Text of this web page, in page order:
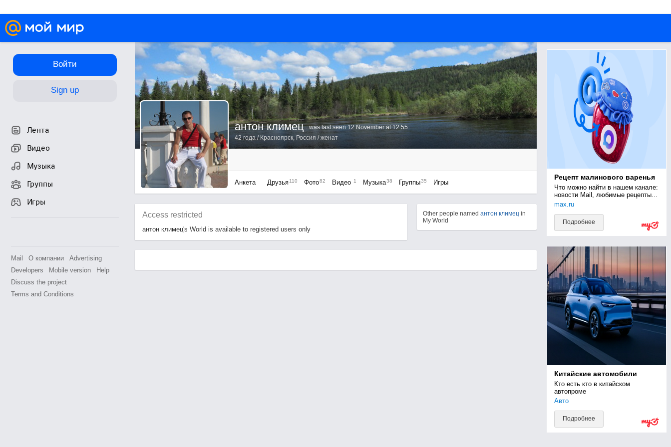
Войти
Sign up
Лента
Видео
Музыка
Группы
Игры
Mail О компании
Advertising
Developers
Mobile version
Help
Discuss the project
Terms and Conditions
антон климец
was last seen 12 November at 12:55
42 года/ Красноярск, Россия / женат
Анкета Друзья 110 Фото82 Видео 1 Музыка38 Группы35 Игры
Access restricted
антон климец's World is available to registered users only
Рецепт малинового варенья
Что можно найти в нашем канале:
новости Mail, любимые рецепты...
max.ru
Подробнее
Китайские автомобили
Кто есть кто в китайском
автопроме
Авто
Подробнее
Other people named антон климецin
My World